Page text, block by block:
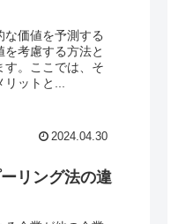
価値を予測する
考慮する方法と
す。ここでは、そ
ットと...
2024.04.30
リング法の違